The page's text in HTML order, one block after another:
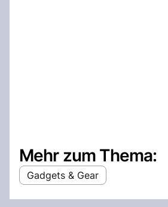
Mehr zum Thema:
Gadgets & Gear